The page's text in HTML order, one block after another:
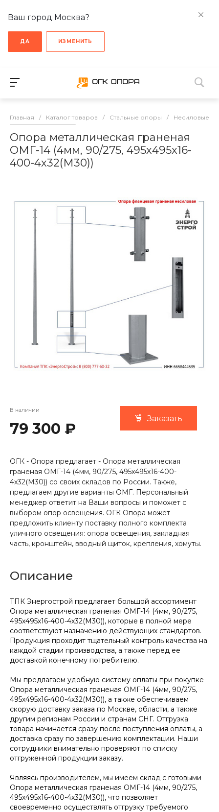
Ваш город Москва?
ДА ИЗМЕНИТЬ
Главная / Каталог товаров / Стальные опоры / Несиловые
Опора металлическая граненая
ОМГ-14 (4мм, 90/275, 495х495х16-
400-4х32(М30))
В наличии
79 300 ₽
Заказать
ОГК - Опора предлагает - Опора металлическая
граненая ОМГ-14 (4мм, 90/275, 495х495х16-400-
4х32(М30)) со своих складов по России. Также,
предлагаем другие варианты ОМГ. Персональный
менеджер ответит на Ваши вопросы и поможет с
выбором опор освещения. ОГК Опора может
предложить клиенту поставку полного комплекта
уличного освещения: опора освещения, закладная
часть, кронштейн, вводный щиток, крепления, хомуты.
Описание
ТПК Энергострой предлагает большой ассортимент
Опора металлическая граненая ОМГ-14 (4мм, 90/275,
495х495х16-400-4х32(М30)), которые в полной мере
соответствуют назначению действующих стандартов.
Продукция проходит тщательный контроль качества на
каждой стадии производства, а также перед ее
доставкой конечному потребителю.
Мы предлагаем удобную систему оплаты при покупке
Опора металлическая граненая ОМГ-14 (4мм, 90/275,
495х495х16-400-4х32(М30)), а также обеспечиваем
скорую доставку заказа по Москве, области, а также
другим регионам России и странам СНГ. Отгрузка
товара начинается сразу после поступления оплаты, а
доставка сразу по завершению комплектации. Наши
сотрудники внимательно проверяют по списку
отгруженной продукции заказу.
Являясь производителем, мы имеем склад с готовыми
Опора металлическая граненая ОМГ-14 (4мм, 90/275,
495х495х16-400-4х32(М30)), что позволяет
своевременно осуществлять отгрузку требуемого